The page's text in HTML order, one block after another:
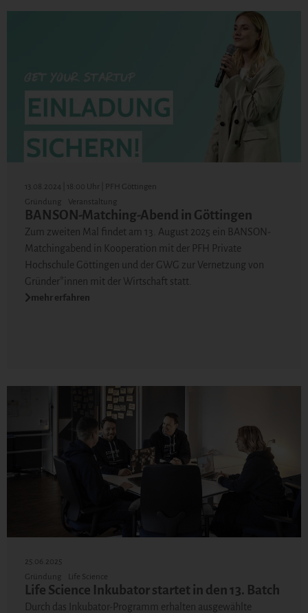
13.08.2024 | 18:00 Uhr | PFH Göttingen
Gründung
Veranstaltung
BANSON-Matching-Abend in Göttingen
Zum zweiten Mal findet am 13. August 2025 ein BANSON-
Matchingabend in Kooperation mit der PFH Private
Hochschule Göttingen und der GWG zur Vernetzung von
Gründer*innen mit der Wirtschaft statt.
mehr erfahren
25.06.2025
Gründung
Life Science
Life Science Inkubator startet in den 13. Batch
Durch das Inkubator-Programm erhalten ausgewählte